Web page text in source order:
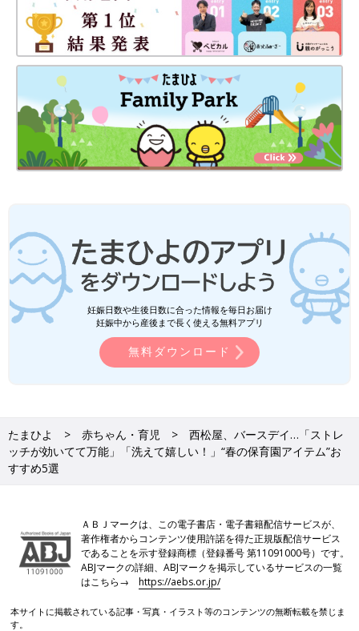
妊娠日数や生後日数に合った情報を毎日お届け
妊娠中から産後まで長く使える無料アプリ
無料ダウンロード
たまひよ 赤ちゃん・育児
西松屋、バースデイ…「ストレ
ッチが効いてて万能」「洗えて嬉しい！」“春の保育園アイテム”お
すすめ5選
ＡＢＪマークは、この電子書店・電子書籍配信サービスが、
著作権者からコンテンツ使用許諾を得た正規版配信サービス
であることを示す登録商標（登録番号 第11091000号）です。
ABJマークの詳細、ABJマークを掲示しているサービスの一覧
はこちら→https://aebs.or.jp/
本サイトに掲載されている記事・写真・イラスト等のコンテンツの無断転載を禁じま
す。